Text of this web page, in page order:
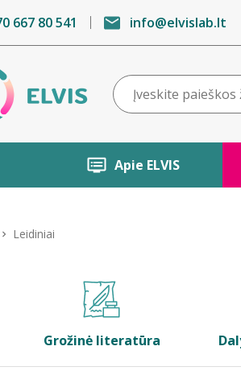
667 80 541 info@elvislab.lt
Apie ELVIS
Leidiniai
Grožinė literatūra